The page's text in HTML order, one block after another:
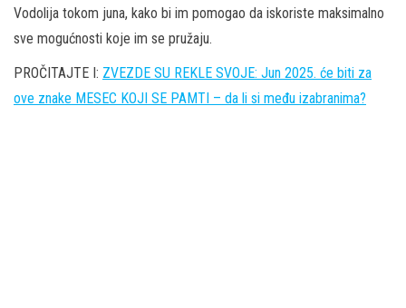
Vodolija tokom juna, kako bi im pomogao da iskoriste maksimalno
sve mogućnosti koje im se pružaju.
PROČITAJTE I: ZVEZDE SU REKLE SVOJE: Jun 2025. će biti za
ove znake MESEC KOJI SE PAMTI – da li si među izabranima?